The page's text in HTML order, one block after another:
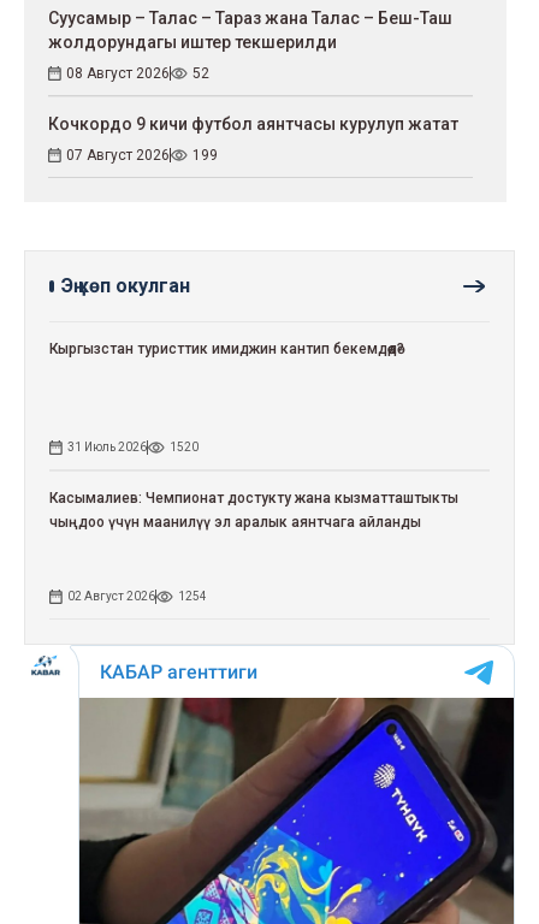
Суусамыр – Талас – Тараз жана Талас – Беш-Таш
жолдорундагы иштер текшерилди
08 Август 2026 52
Кочкордо 9 кичи футбол аянтчасы курулуп жатат
07 Август 2026 199
Эң көп окулган
Кыргызстан туристтик имиджин кантип бекемдөөдө?
31 Июль 2026 1520
Касымалиев: Чемпионат достукту жана кызматташтыкты
чыңдоо үчүн маанилүү эл аралык аянтчага айланды
02 Август 2026 1254